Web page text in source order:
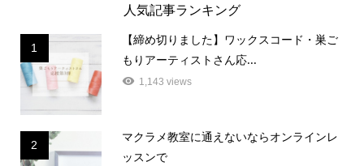
人気記事ランキング
1
【締め切りました】ワックスコード・巣ご
もりアーティストさん応...
1,143 views
2
マクラメ教室に通えないならオンラインレ
ッスンで